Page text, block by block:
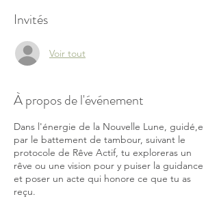
Invités
Voir tout
À propos de l'événement
Dans l'énergie de la Nouvelle Lune, guidé,e
par le battement de tambour, suivant le
protocole de Rêve Actif, tu exploreras un
rêve ou une vision pour y puiser la guidance
et poser un acte qui honore ce que tu as
reçu.